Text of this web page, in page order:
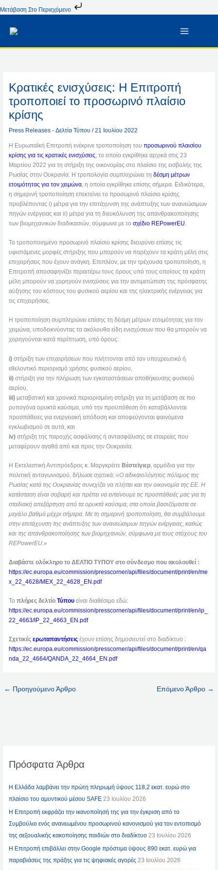
Μετάβαση Στο Περιεχόμενο
Στο
Κρατικές ενισχύσεις: Η Επιτροπή
τροποποιεί το προσωρινό πλαίσιο
κρίσης
Press Releases - Δελτία Τύπου /21 Ιουλίου 2022
Η Ευρωπαϊκή Επιτροπή ενέκρινε τροποποίηση τουπροσωρινού πλαισίου
κρίσης για τις κρατικές ενισχύσεις, το οποίο εγκρίθηκε αρχικά στις 23
Μαρτίου 2022 για τη στήριξη της οικονομίας στο πλαίσιο της εισβολής της
Ρωσίας στην Ουκρανία. Η τροπολογία συμπληρώνει τηδέσμη μέτρων
ετοιμότητας για τον χειμώνα, η οποία εγκρίθηκε επίσης σήμερα. Ειδικότερα,
η σημερινή τροποποίηση επεκτείνει το προσωρινό πλαίσιο κρίσης
προβλέποντας i) μέτρα για την επιτάχυνση της ανάπτυξης των ανανεώσιμων
πηγών ενέργειας και ii) μέτρα για τη διευκόλυνση της απανθρακοποίησης
των βιομηχανικών διαδικασιών, σύμφωνα με τοσχέδιο REPowerEU.
Το τροποποιημένο προσωρινό πλαίσιο κρίσης διευρύνει επίσης τις
υφιστάμενες μορφές στήριξης που μπορούν να παρέχουν τα κράτη μέλη στις
επιχειρήσεις που έχουν ανάγκη. Επιπλέον, με την τρέχουσα τροποποίηση, η
Επιτροπή αποσαφηνίζει περαιτέρω τους όρους υπό τους οποίους τα κράτη
μέλη μπορούν να χορηγούν ενισχύσεις για την αντιμετώπιση της πρόσφατης
αύξησης του κόστους του φυσικού αερίου και της ηλεκτρικής ενέργειας για
τις επιχειρήσεις.
Η τροποποίηση συμπληρώνει επίσης τη δέσμη μέτρων ετοιμότητας για τον
χειμώνα, υποδεικνύοντας τα ακόλουθα είδη ενισχύσεων που θα μπορούν να
χορηγούνται κατά περίπτωση, υπό όρους:
i) στήριξη των επιχειρήσεων που πλήττονται από τον υποχρεωτικό ή
εθελοντικό περιορισμό χρήσης φυσικού αερίου,
ii) στήριξη για την πλήρωση των εγκαταστάσεων αποθήκευσης φυσικού
αερίου,
iii) μεταβατική και χρονικά περιορισμένη στήριξη για τη μετάβαση σε πιο
ρυπογόνα ορυκτά καύσιμα, υπό την προϋπόθεση ότι καταβάλλονται
προσπάθειες για ενεργειακή απόδοση και αποφεύγονται φαινόμενα
εγκλωβισμού σε αυτά, και
iv) στήριξη της παροχής ασφάλισης ή αντασφάλισης σε εταιρείες που
μεταφέρουν αγαθά από και προς την Ουκρανία.
Η Εκτελεστική Αντιπρόεδρος κ. ΜαργκρέιτεΒέστεϊγιερ , αρμόδια για την
πολιτική ανταγωνισμού, δήλωσε σχετικά:«Ο αδικαιολόγητος πόλεμος της
Ρωσίας κατά της Ουκρανίας συνεχίζει να πλήττει και την οικονομία της ΕΕ. Η
κατάσταση είναι σοβαρή και πρέπει να εντείνουμε τις προσπάθειές μας για τη
σταδιακή απεξάρτηση από τα ορυκτά καύσιμα, στα οποία βασιζόμαστε σε
μεγάλο βαθμό μέχρι σήμερα. Με τη σημερινή τροποποίηση, θα συμβάλουμε
στην επιτάχυνση της ανάπτυξης των ανανεώσιμων πηγών ενέργειας, καθώς
και της απανθρακοποίησης των βιομηχανιών, σύμφωνα με τους στόχους του
REPowerEU.»
Διαβάστε ολόκληρο το ΔΕΛΤΙΟ ΤΥΠΟΥ στο σύνδεσμο που ακολουθεί :
https://ec.europa.eu/commission/presscorner/api/files/document/print/en/me
x_22_4628/MEX_22_4628_EN.pdf
Τοπλήρες δελτίοΤύπου είναι διαθέσιμο εδώ:
https://ec.europa.eu/commission/presscorner/api/files/document/print/en/ip_
22_4663/IP_22_4663_EN.pdf
Σχετικέςερωταπαντήσεις έχουν επίσης δημοσιευτεί στο διαδίκτυο :
https://ec.europa.eu/commission/presscorner/api/files/document/print/en/qa
nda_22_4664/QANDA_22_4664_EN.pdf
← Προηγούμενο Άρθρο Επόμενο Άρθρο →
Πρόσφατα Άρθρα
Η Ελλάδα λαμβάνει την πρώτη πληρωμή ύψους 118,2 εκατ. ευρώ στο
πλαίσιο του αμυντικού μέσου SAFE 23 Ιουλίου 2026
Η Επιτροπή εκφράζει την ικανοποίησή της για την έγκριση από το
Συμβούλιο ενός ανανεωμένου προσωρινού κανονισμού για τον εντοπισμό
της σεξουαλικής κακοποίησης παιδιών στο διαδίκτυο 23 Ιουλίου 2026
Η Επιτροπή επιβάλλει στην Google πρόστιμα ύψους 890 εκατ. ευρώ για
παραβιάσεις της πράξης για τις ψηφιακές αγορές 23 Ιουλίου 2026